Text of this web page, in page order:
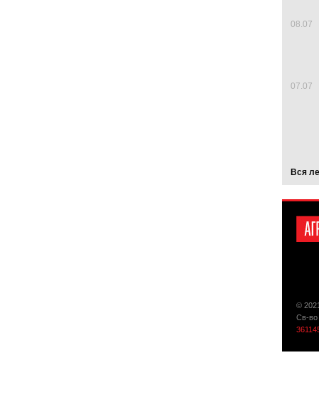
08.07
07.07
Вся
©
Св-во